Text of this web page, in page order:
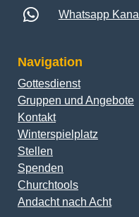
Whatsapp Kanal
Navigation
Gottesdienst
Gruppen und Angebote
Kontakt
Winterspielplatz
Stellen
Spenden
Churchtools
Andacht nach Acht